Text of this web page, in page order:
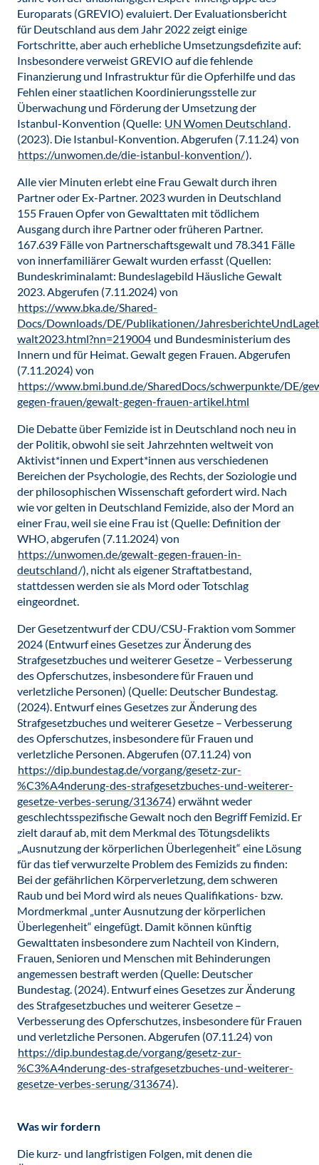
Europarats (GREVIO) evaluiert. Der Evaluationsbericht
für Deutschland aus dem Jahr 2022 zeigt einige
Fortschritte, aber auch erhebliche Umsetzungsdefizite auf:
Insbesondere verweist GREVIO auf die fehlende
Finanzierung und Infrastruktur für die Opferhilfe und das
Fehlen einer staatlichen Koordinierungsstelle zur
Überwachung und Förderung der Umsetzung der
Istanbul-Konvention (Quelle: UN Women Deutschland.
(2023). Die Istanbul-Konvention. Abgerufen (7.11.24) von
https://unwomen.de/die-istanbul-konvention/).
Alle vier Minuten erlebt eine Frau Gewalt durch ihren
Partner oder Ex-Partner. 2023 wurden in Deutschland
155 Frauen Opfer von Gewalttaten mit tödlichem
Ausgang durch ihre Partner oder früheren Partner.
167.639 Fälle von Partnerschaftsgewalt und 78.341 Fälle
von innerfamiliärer Gewalt wurden erfasst (Quellen:
Bundeskriminalamt: Bundeslagebild Häusliche Gewalt
2023. Abgerufen (7.11.2024) von
https://www.bka.de/Shared-
Docs/Downloads/DE/Publikationen/
walt2023.html?nn=219004 und Bundesministerium des
Innern und für Heimat. Gewalt gegen Frauen. Abgerufen
(7.11.2024) von
https://www.bmi.bund.de/SharedDocs/schwerpunkte/DE/
gegen-frauen/gewalt-gegen-frauen-artikel.html
Die Debatte über Femizide ist in Deutschland noch neu in
der Politik, obwohl sie seit Jahrzehnten weltweit von
Aktivist*innen und Expert*innen aus verschiedenen
Bereichen der Psychologie, des Rechts, der Soziologie und
der philosophischen Wissenschaft gefordert wird. Nach
wie vor gelten in Deutschland Femizide, also der Mord an
einer Frau, weil sie eine Frau ist (Quelle: Definition der
WHO, abgerufen (7.11.2024) von
https://unwomen.de/gewalt-gegen-frauen-in-
deutschland/), nicht als eigener Straftatbestand,
stattdessen werden sie als Mord oder Totschlag
eingeordnet.
Der Gesetzentwurf der CDU/CSU-Fraktion vom Sommer
2024 (Entwurf eines Gesetzes zur Änderung des
Strafgesetzbuches und weiterer Gesetze – Verbesserung
des Opferschutzes, insbesondere für Frauen und
verletzliche Personen) (Quelle: Deutscher Bundestag.
(2024). Entwurf eines Gesetzes zur Änderung des
Strafgesetzbuches und weiterer Gesetze – Verbesserung
des Opferschutzes, insbesondere für Frauen und
verletzliche Personen. Abgerufen (07.11.24) von
https://dip.bundestag.de/vorgang/gesetz-zur-
%C3%A4nderung-des-strafgesetzbuches-und-weiterer-
gesetze-verbes-serung/313674) erwähnt weder
geschlechtsspezifische Gewalt noch den Begriff Femizid. Er
zielt darauf ab, mit dem Merkmal des Tötungsdelikts
„Ausnutzung der körperlichen Überlegenheit“ eine Lösung
für das tief verwurzelte Problem des Femizids zu finden:
Bei der gefährlichen Körperverletzung, dem schweren
Raub und bei Mord wird als neues Qualifikations- bzw.
Mordmerkmal „unter Ausnutzung der körperlichen
Überlegenheit“ eingefügt. Damit können künftig
Gewalttaten insbesondere zum Nachteil von Kindern,
Frauen, Senioren und Menschen mit Behinderungen
angemessen bestraft werden (Quelle: Deutscher
Bundestag. (2024). Entwurf eines Gesetzes zur Änderung
des Strafgesetzbuches und weiterer Gesetze –
Verbesserung des Opferschutzes, insbesondere für Frauen
und verletzliche Personen. Abgerufen (07.11.24) von
https://dip.bundestag.de/vorgang/gesetz-zur-
%C3%A4nderung-des-strafgesetzbuches-und-weiterer-
gesetze-verbes-serung/313674).
Was wir fordern
Die kurz- und langfristigen Folgen, mit denen die